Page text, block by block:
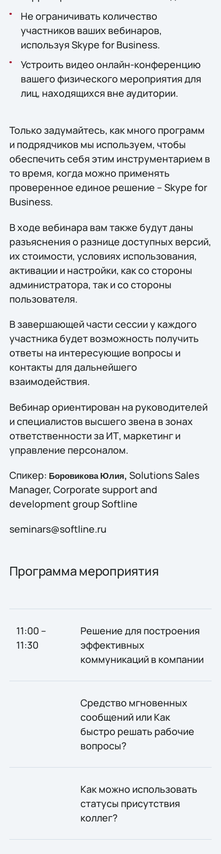
Не ограничивать количество
участников ваших вебинаров,
используя Skype for Business.
Устроить видео онлайн-конференцию
вашего физического мероприятия для
лиц, находящихся вне аудитории.
Только задумайтесь, как много программ
и подрядчиков мы используем, чтобы
обеспечить себя этим инструментарием в
то время, когда можно применять
проверенное единое решение – Skype for
Business.
В ходе вебинара вам также будут даны
разъяснения о разнице доступных версий,
их стоимости, условиях использования,
активации и настройки, как со стороны
администратора, так и со стороны
пользователя.
В завершающей части сессии у каждого
участника будет возможность получить
ответы на интересующие вопросы и
контакты для дальнейшего
взаимодействия.
Вебинар ориентирован на руководителей
и специалистов высшего звена в зонах
ответственности за ИТ, маркетинг и
управление персоналом.
Спикер: Боровикова Юлия, Solutions Sales
Manager, Сorporate support and
development group Softline
seminars@softline.ru
Программа мероприятия
11:00 –
11:30
Решение для построения
эффективных
коммуникаций в компании
Средство мгновенных
сообщений или Как
быстро решать рабочие
вопросы?
Как можно использовать
статусы присутствия
коллег?